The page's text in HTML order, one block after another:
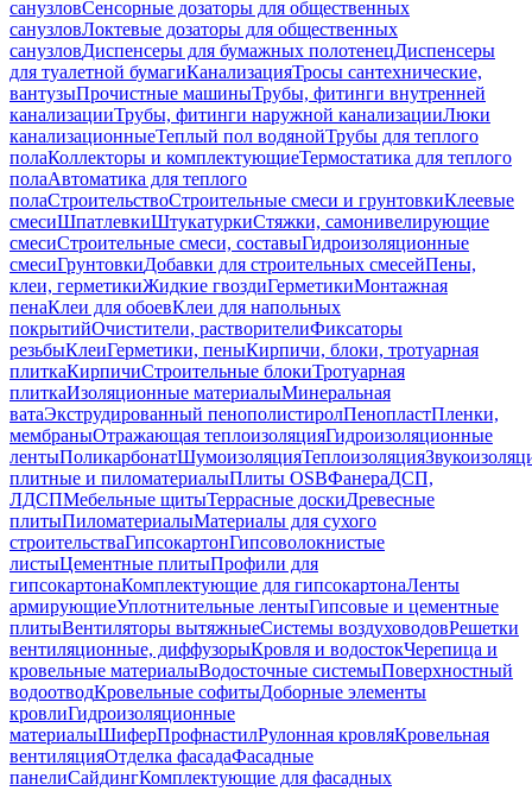
санузловСенсорные дозаторы для общественных
санузловЛоктевые дозаторы для общественных
санузловДиспенсеры для бумажных полотенецДиспенсеры
для туалетной бумагиКанализацияТросы сантехнические,
вантузыПрочистные машиныТрубы, фитинги внутренней
канализацииТрубы, фитинги наружной канализацииЛюки
канализационныеТеплый пол водянойТрубы для теплого
полаКоллекторы и комплектующиеТермостатика для теплого
полаАвтоматика для теплого
полаСтроительствоСтроительные смеси и грунтовкиКлеевые
смесиШпатлевкиШтукатуркиСтяжки, самонивелирующие
смесиСтроительные смеси, составыГидроизоляционные
смесиГрунтовкиДобавки для строительных смесейПены,
клеи, герметикиЖидкие гвоздиГерметикиМонтажная
пенаКлеи для обоевКлеи для напольных
покрытийОчистители, растворителиФиксаторы
резьбыКлеиГерметики, пеныКирпичи, блоки, тротуарная
плиткаКирпичиСтроительные блокиТротуарная
плиткаИзоляционные материалыМинеральная
ватаЭкструдированный пенополистиролПенопластПленки,
мембраныОтражающая теплоизоляцияГидроизоляционные
лентыПоликарбонатШумоизоляцияТеплоизоляция
плитные и пиломатериалыПлиты OSBФанераДСП,
ЛДСПМебельные щитыТеррасные доскиДревесные
плитыПиломатериалыМатериалы для сухого
строительстваГипсокартонГипсоволокнистые
листыЦементные плитыПрофили для
гипсокартонаКомплектующие для гипсокартонаЛенты
армирующиеУплотнительные лентыГипсовые и цементные
плитыВентиляторы вытяжныеСистемы воздуховодовРешетки
вентиляционные, диффузорыКровля и водостокЧерепица и
кровельные материалыВодосточные системыПоверхностный
водоотводКровельные софитыДоборные элементы
кровлиГидроизоляционные
материалыШиферПрофнастилРулонная кровляКровельная
вентиляцияОтделка фасадаФасадные
панелиСайдингКомплектующие для фасадных